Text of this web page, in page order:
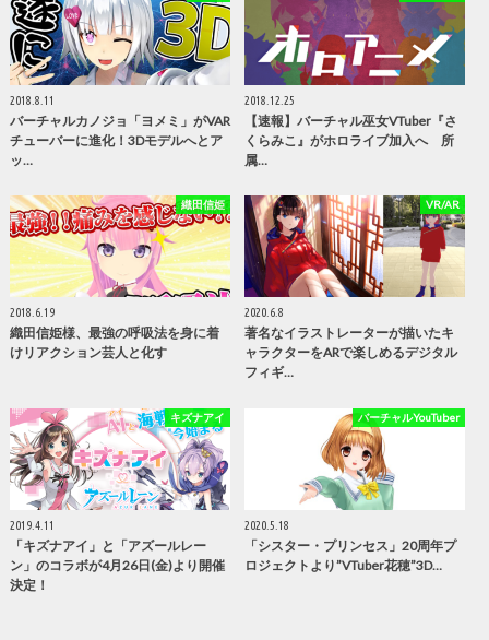
2018.8.11
バーチャルカノジョ「ヨメミ」がVAR
チューバーに進化！3Dモデルへとア
ッ…
2018.12.25
【速報】バーチャル巫女VTuber『さ
くらみこ』がホロライブ加入へ 所
属…
織田信姫
2018.6.19
織田信姫様、最強の呼吸法を身に着
けリアクション芸人と化す
VR/AR
2020.6.8
著名なイラストレーターが描いたキ
ャラクターをARで楽しめるデジタル
フィギ…
キズナアイ
2019.4.11
「キズナアイ」と「アズールレー
ン」のコラボが4月26日(金)より開催
決定！
バーチャルYouTuber
2020.5.18
「シスター・プリンセス」20周年プ
ロジェクトより”VTuber花穂”3D…